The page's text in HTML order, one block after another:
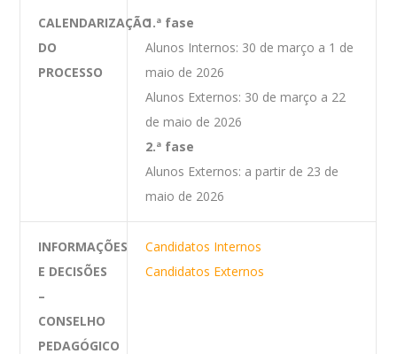
CALENDARIZAÇÃO
DO
PROCESSO
1.ª fase
Alunos Internos: 30 de março a 1 de
maio de 2026
Alunos Externos: 30 de março a 22
de maio de 2026
2.ª fase
Alunos Externos: a partir de 23 de
maio de 2026
INFORMAÇÕES
E DECISÕES
–
CONSELHO
PEDAGÓGICO
Candidatos Internos
Candidatos Externos